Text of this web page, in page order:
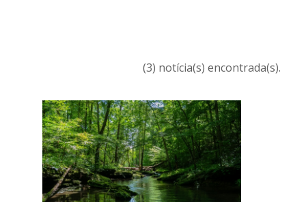
(3) notícia(s) encontrada(s).